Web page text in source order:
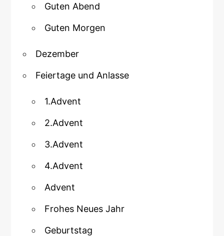
Guten Abend
Guten Morgen
Dezember
Feiertage und Anlasse
1.Advent
2.Advent
3.Advent
4.Advent
Advent
Frohes Neues Jahr
Geburtstag